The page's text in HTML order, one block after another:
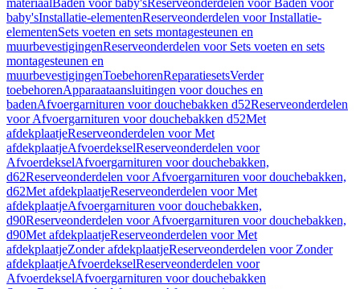
materiaalBaden voor baby'sReserveonderdelen voor Baden voor
baby'sInstallatie-elementenReserveonderdelen voor Installatie-
elementenSets voeten en sets montagesteunen en
muurbevestigingenReserveonderdelen voor Sets voeten en sets
montagesteunen en
muurbevestigingenToebehorenReparatiesetsVerder
toebehorenApparaataansluitingen voor douches en
badenAfvoergarnituren voor douchebakken d52Reserveonderdelen
voor Afvoergarnituren voor douchebakken d52Met
afdekplaatjeReserveonderdelen voor Met
afdekplaatjeAfvoerdekselReserveonderdelen voor
AfvoerdekselAfvoergarnituren voor douchebakken,
d62Reserveonderdelen voor Afvoergarnituren voor douchebakken,
d62Met afdekplaatjeReserveonderdelen voor Met
afdekplaatjeAfvoergarnituren voor douchebakken,
d90Reserveonderdelen voor Afvoergarnituren voor douchebakken,
d90Met afdekplaatjeReserveonderdelen voor Met
afdekplaatjeZonder afdekplaatjeReserveonderdelen voor Zonder
afdekplaatjeAfvoerdekselReserveonderdelen voor
AfvoerdekselAfvoergarnituren voor douchebakken